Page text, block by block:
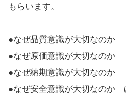
もらいます。
●なぜ品質意識が大切なのか
●なぜ原価意識が大切なのか
●なぜ納期意識が大切なのか
●なぜ安全意識が大切なのか